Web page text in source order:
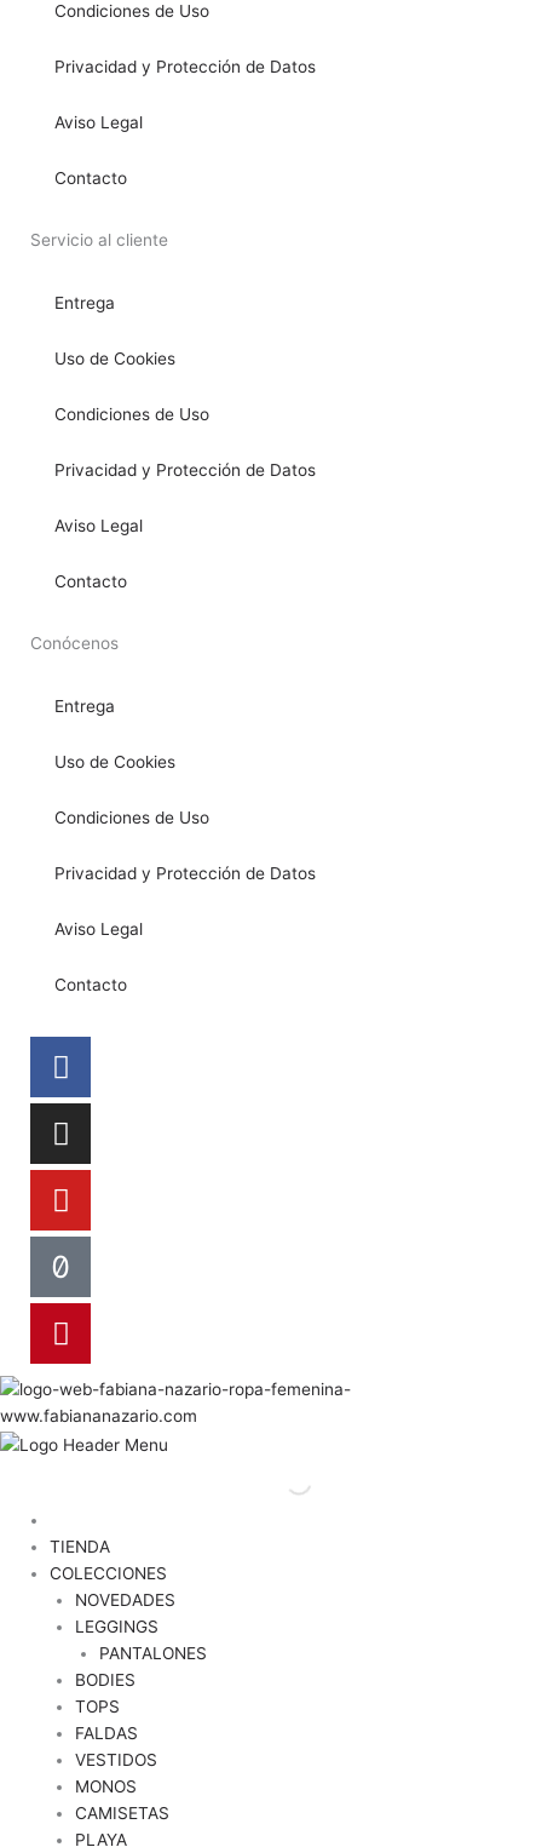
Condiciones de Uso
Privacidad y Protección de Datos
Aviso Legal
Contacto
Servicio al cliente
Entrega
Uso de Cookies
Condiciones de Uso
Privacidad y Protección de Datos
Aviso Legal
Contacto
Conócenos
Entrega
Uso de Cookies
Condiciones de Uso
Privacidad y Protección de Datos
Aviso Legal
Contacto
Facebook
Instagram
Youtube
Tiktok
Pinterest
TIENDA
COLECCIONES
NOVEDADES
LEGGINGS
PANTALONES
BODIES
TOPS
FALDAS
VESTIDOS
MONOS
CAMISETAS
PLAYA